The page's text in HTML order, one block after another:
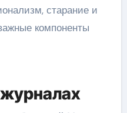
старание и
компоненты